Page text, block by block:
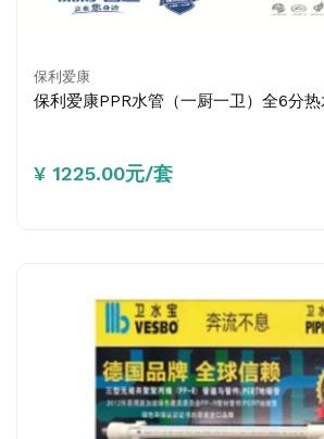
保利爱康
保利爱康PPR水管（一厨一卫）全6分
¥ 1225.00元/套